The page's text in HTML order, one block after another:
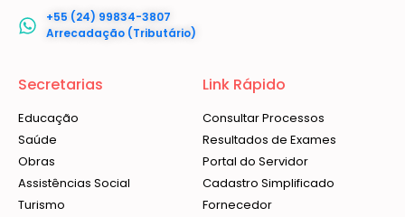
+55 (24) 99834-3807
Arrecadação (Tributário)
Secretarias
Educação
Saúde
Obras
Assistências Social
Turismo
Link Rápido
Consultar Processos
Resultados de Exames
Portal do Servidor
Cadastro Simplificado
Fornecedor